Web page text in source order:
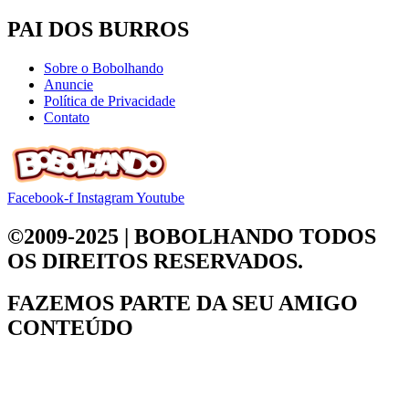
PAI DOS BURROS
Sobre o Bobolhando
Anuncie
Política de Privacidade
Contato
Facebook-f InstagramYoutube
©2009-2025 | BOBOLHANDO TODOS
OS DIREITOS RESERVADOS.
FAZEMOS PARTE DA SEU AMIGO
CONTEÚDO